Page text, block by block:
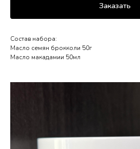
Заказать
Состав набора:
Масло семян брокколи 50г
Масло макадамии 50мл